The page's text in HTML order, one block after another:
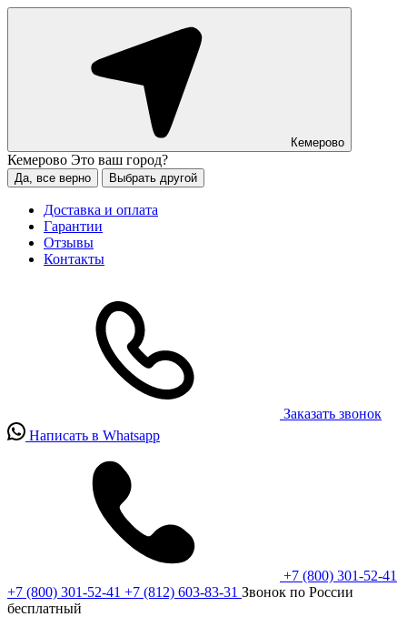
Кемерово
Кемерово Это ваш город?
Да, все верно Выбрать другой
Доставка и оплата
Гарантии
Отзывы
Контакты
Заказать звонок
Написать в Whatsapp
+7 (800) 301-52-41
+7 (800) 301-52-41 +7 (812) 603-83-31 Звонок по России
бесплатный